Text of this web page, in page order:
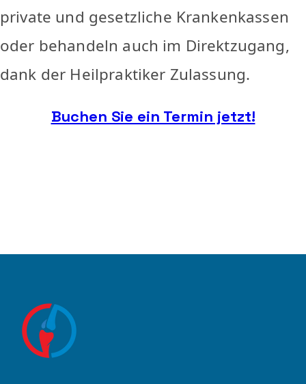
private und gesetzliche Krankenkassen
oder behandeln auch im Direktzugang,
dank der Heilpraktiker Zulassung.
Buchen Sie ein Termin jetzt!